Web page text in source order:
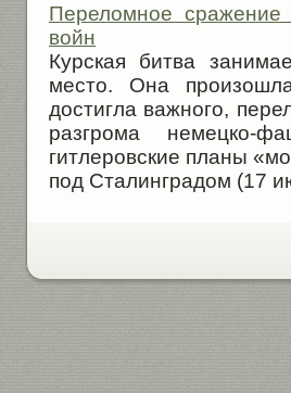
Переломное
войн
Курская битва
место. Она
достигла важного,
разгрома немецко-
гитлеровские планы
под Сталинградом (17